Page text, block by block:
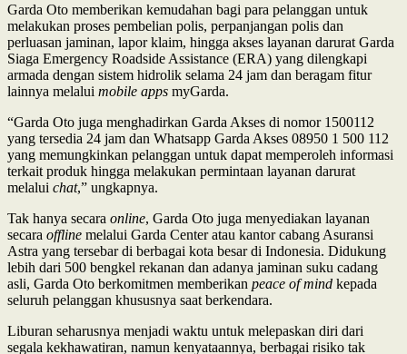
Garda Oto memberikan kemudahan bagi para pelanggan untuk
melakukan proses pembelian polis, perpanjangan polis dan
perluasan jaminan, lapor klaim, hingga akses layanan darurat Garda
Siaga Emergency Roadside Assistance (ERA) yang dilengkapi
armada dengan sistem hidrolik selama 24 jam dan beragam fitur
lainnya melalui mobile apps myGarda.
“Garda Oto juga menghadirkan Garda Akses di nomor 1500112
yang tersedia 24 jam dan Whatsapp Garda Akses 08950 1 500 112
yang memungkinkan pelanggan untuk dapat memperoleh informasi
terkait produk hingga melakukan permintaan layanan darurat
melalui chat,” ungkapnya.
Tak hanya secara online, Garda Oto juga menyediakan layanan
secara offline melalui Garda Center atau kantor cabang Asuransi
Astra yang tersebar di berbagai kota besar di Indonesia. Didukung
lebih dari 500 bengkel rekanan dan adanya jaminan suku cadang
asli, Garda Oto berkomitmen memberikan peace of mind kepada
seluruh pelanggan khususnya saat berkendara.
Liburan seharusnya menjadi waktu untuk melepaskan diri dari
segala kekhawatiran, namun kenyataannya, berbagai risiko tak